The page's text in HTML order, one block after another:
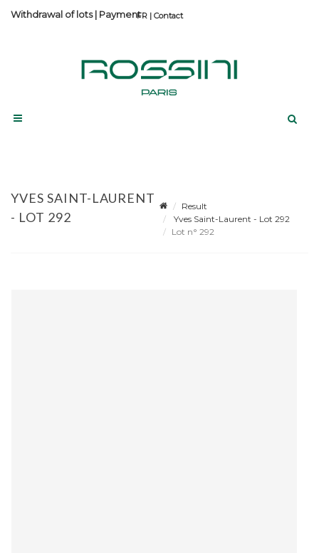
Contact
Withdrawal of lots| Payment
YVES SAINT-LAURENT
- LOT 292
Result
Yves Saint-Laurent - Lot 292
Lot n° 292